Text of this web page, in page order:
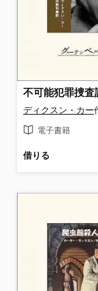
不可能犯罪捜査
ディクスン・カー
電子書籍
借りる